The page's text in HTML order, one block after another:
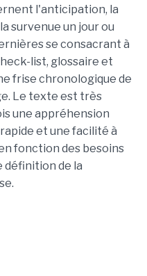
l'anticipation, la
survenue un jour ou
se consacrant à
list, glossaire et
frise chronologique de
Le texte est très
une appréhension
et une facilité à
fonction des besoins
définition de la